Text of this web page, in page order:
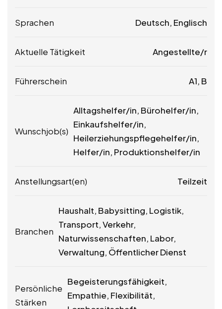
Sprachen Deutsch, Englisch
Aktuelle Tätigkeit Angestellte/r
Führerschein A1, B
Wunschjob(s)
Alltagshelfer/in, Bürohelfer/in,
Einkaufshelfer/in,
Heilerziehungspflegehelfer/in,
Helfer/in, Produktionshelfer/in
Anstellungsart(en) Teilzeit
Branchen
Haushalt, Babysitting, Logistik,
Transport, Verkehr,
Naturwissenschaften, Labor,
Verwaltung, Öffentlicher Dienst
Persönliche
Stärken
Begeisterungsfähigkeit,
Empathie, Flexibilität,